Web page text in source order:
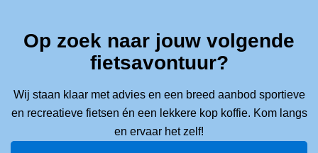
Op zoek naar jouw volgende
fietsavontuur?
Wij staan klaar met advies en een breed aanbod sportieve
en recreatieve fietsen én een lekkere kop koffie. Kom langs
en ervaar het zelf!